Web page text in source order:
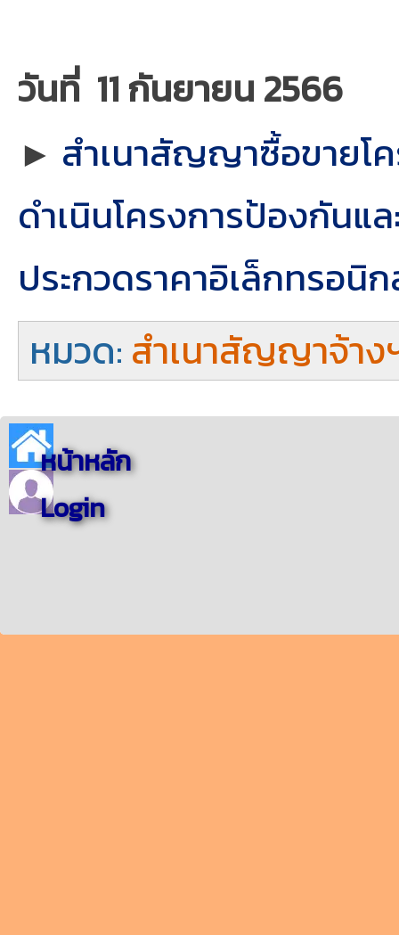
วันที่ 11 กันยายน 2566
► สำเนาสัญญาซื้อขายโ
ดำเนินโครงการป้องกันแ
ประกวดราคาอิเล็กทรอนิ
หมวด: สำเนาสัญญาจ้าง
หน้าหลัก
Login